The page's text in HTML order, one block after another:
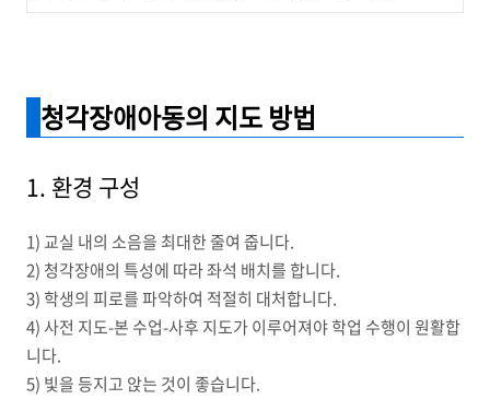
청각장애아동의 지도 방법
1. 환경 구성
1) 교실 내의 소음을 최대한 줄여 줍니다.
2) 청각장애의 특성에 따라 좌석 배치를 합니다.
3) 학생의 피로를 파악하여 적절히 대처합니다.
4) 사전 지도-본 수업-사후 지도가 이루어져야 학업 수행이 원활합
니다.
5) 빛을 등지고 앉는 것이 좋습니다.